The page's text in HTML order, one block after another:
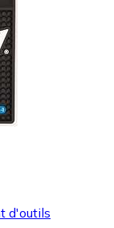
d'outils